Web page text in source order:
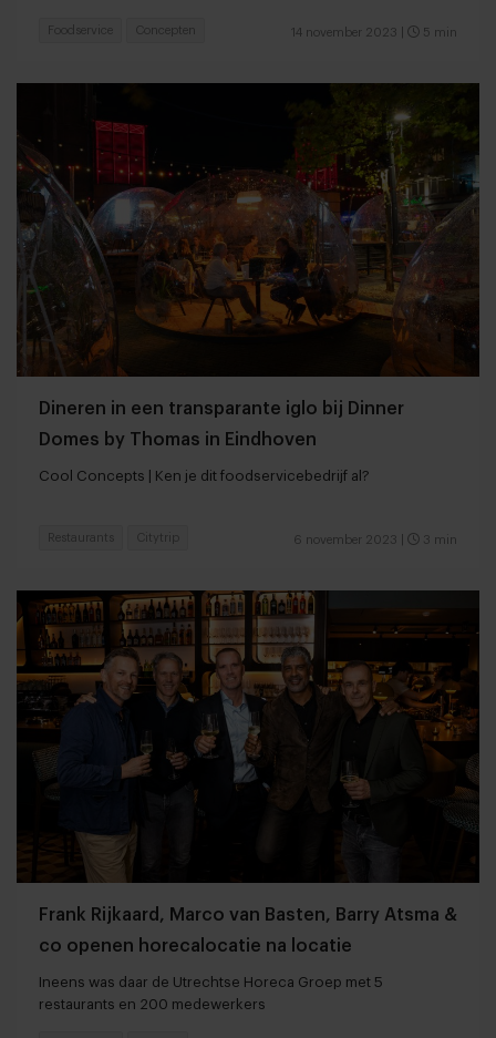
14 november 2023 5 min
Foodservice Concepten
Dineren in een transparante iglo bij Dinner
Domes by Thomas in Eindhoven
Cool Concepts | Ken je dit foodservicebedrijf al?
6 november 2023 3 min
Restaurants Citytrip
Frank Rijkaard, Marco van Basten, Barry Atsma &
co openen horecalocatie na locatie
Ineens was daar de Utrechtse Horeca Groep met 5
restaurants en 200 medewerkers